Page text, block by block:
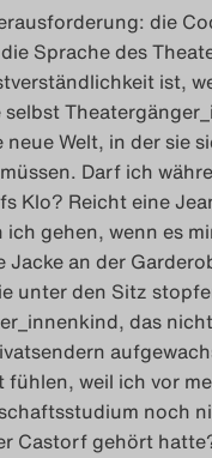
2022
2023
2024
2025
die
Sprache des
ist,
Welt, in der sie
Darf ich
Klo? Reicht eine
ich gehen, wenn es
Jacke an der
unter den Sitz
das
weil ich vor
noch
Castorf gehört